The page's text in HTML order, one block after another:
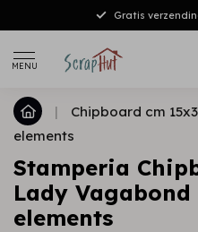
Gratis
MENU
|
Chipboard cm
elements
Stamperia
Lady
elements